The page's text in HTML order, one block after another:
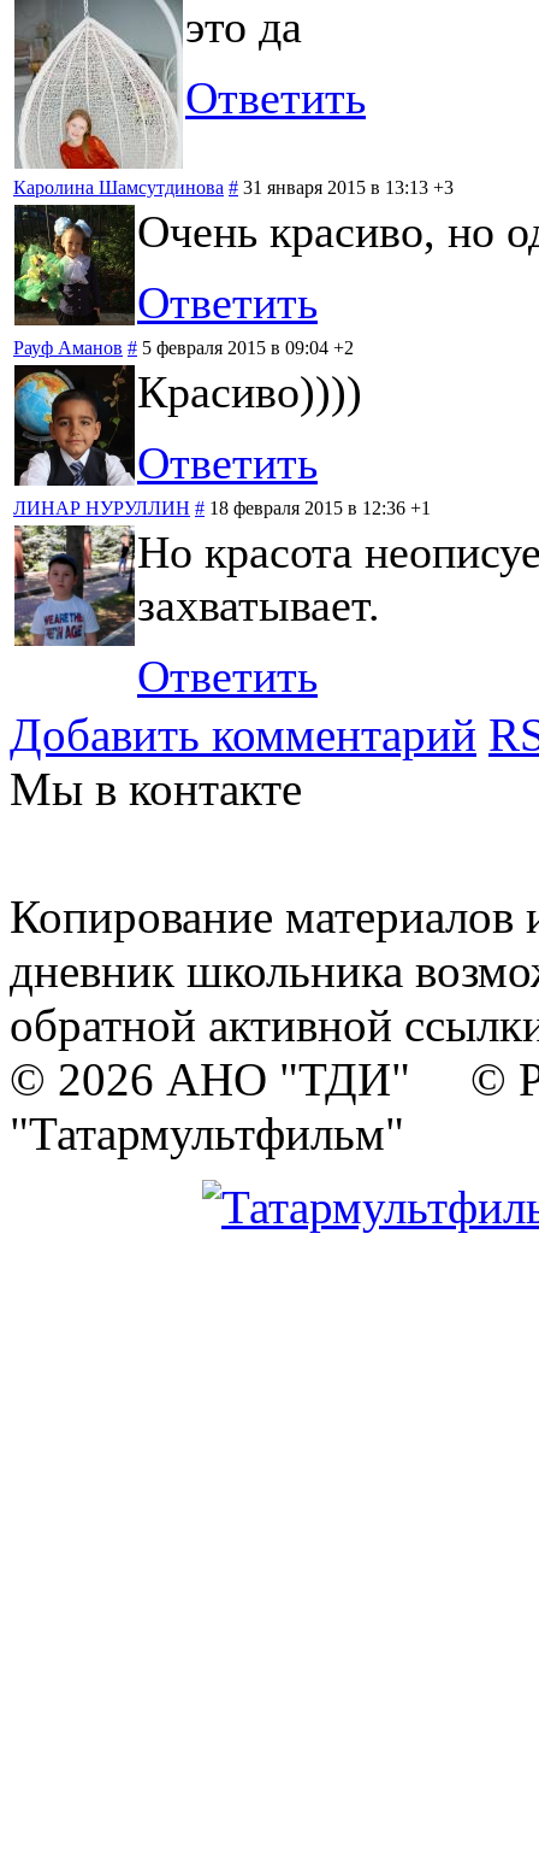
это да
Ответить
Каролина Шамсутдинова # 31 января 2015 в 13:13 +3
Очень красиво, но
Ответить
Рауф Аманов # 5 февраля 2015 в 09:04 +2
Красиво))))
Ответить
ЛИНАР НУРУЛЛИН # 18 февраля 2015 в 12:36 +1
Но красота
захватывает.
Ответить
Добавить комментарий
Мы в контакте
Копирование материалов
дневник школьника
обратной активной
© 2026 АНО "ТДИ" ©
"Татармультфильм"